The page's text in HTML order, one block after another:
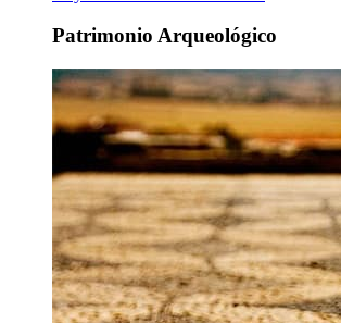
Patrimonio Arqueológico